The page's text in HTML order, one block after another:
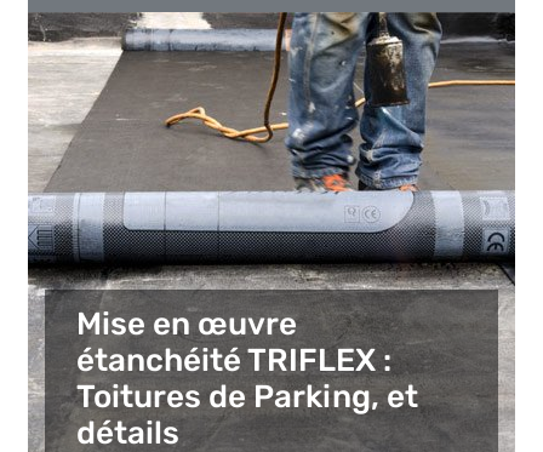
Mise en œuvre
étanchéité TRIFLEX :
Toitures de Parking, et
détails